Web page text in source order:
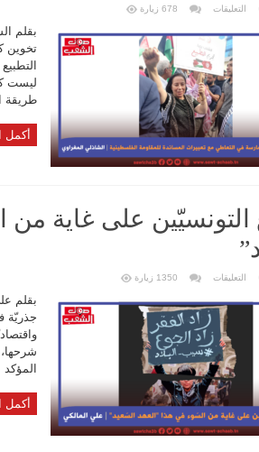
التعليقات على
والممارسة
التعاطي
مع
تعبيرات
المساندة
للمقاومة
الفلسطينية
مغلقة
678 زيارة
بقلم
تخوين
ليست
طريقة
أكمل
التونسيّين على غاية من
التعليقات على
على
غاية
من
السّوء
في
هذا
“العهد
السّعيد”
مغلقة
1350 زيارة
بقلم
جذريّة
أكمل